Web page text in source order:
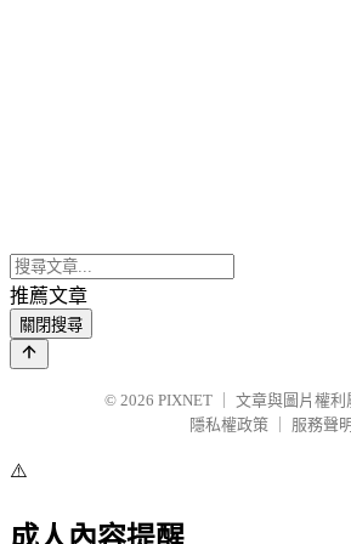
推薦文章
關閉搜尋
© 2026 PIXNET
文章與圖片權利
隱私權政策
服務聲
⚠️
成人內容提醒